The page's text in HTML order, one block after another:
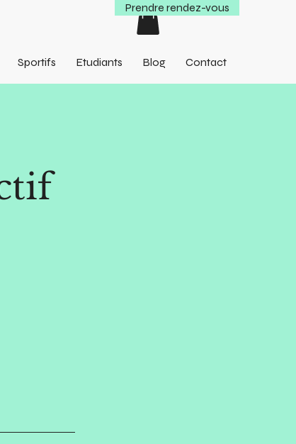
Prendre rendez-vous
Sportifs Etudiants Blog Contact